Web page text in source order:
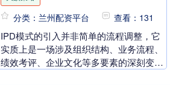
分类：兰州配资平台 查看：131
IPD模式的引入并非简单的流程调整，它
实质上是一场涉及组织结构、业务流程、
绩效考评、企业文化等多要素的深刻变